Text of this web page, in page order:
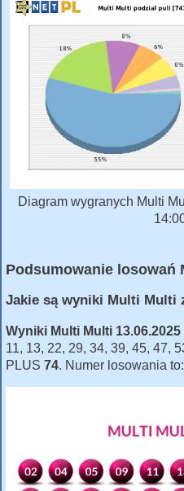
Diagram wygranych Multi
Podsumowanie losowań
Jakie są wyniki Multi Multi
Wyniki Multi Multi
11, 13, 22, 29, 34, 39, 45, 47,
PLUS 74. Numer losowania